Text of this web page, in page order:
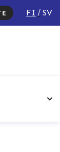
FI SV